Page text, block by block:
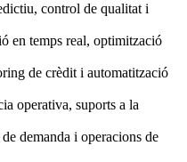
control de qualitat i
en temps real, optimització
de crèdit i automatització
operativa, suports a la
demanda i operacions de